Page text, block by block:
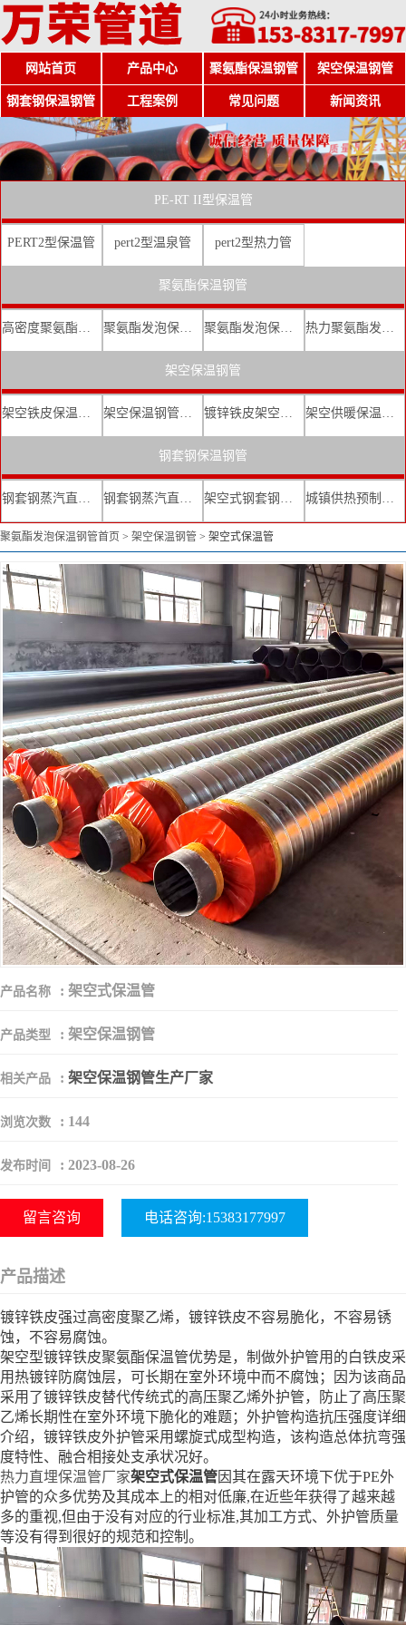
网站首页 产品中心 聚氨酯保温钢管 架空保温钢管
钢套钢保温钢管 工程案例 常见问题 新闻资讯
PE-RT II型保温管
PERT2型保温管 pert2型温泉管 pert2型热力管
聚氨酯保温钢管
高密度聚氨酯发泡保温钢管 聚氨酯发泡保温钢管厂家 聚氨酯发泡保温钢管价格 热力聚氨酯发泡直埋保温钢管
架空保温钢管
架空铁皮保温钢管 架空保温钢管厂家 镀锌铁皮架空保温管 架空供暖保温钢管
钢套钢保温钢管
钢套钢蒸汽直埋复合保温管 钢套钢蒸汽直埋保温管厂家 架空式钢套钢保温管 城镇供热预制直埋蒸汽保温管
聚氨酯发泡保温钢管首页 > 架空保温钢管 > 架空式保温管
产品名称 : 架空式保温管
产品类型 : 架空保温钢管
相关产品 : 架空保温钢管生产厂家
浏览次数 : 144
发布时间 : 2023-08-26
留言咨询 电话咨询:15383177997
产品描述
镀锌铁皮强过高密度聚乙烯，镀锌铁皮不容易脆化，不容易锈
蚀，不容易腐蚀。
架空型镀锌铁皮聚氨酯保温管优势是，制做外护管用的白铁皮采
用热镀锌防腐蚀层，可长期在室外环境中而不腐蚀；因为该商品
采用了镀锌铁皮替代传统式的高压聚乙烯外护管，防止了高压聚
乙烯长期性在室外环境下脆化的难题；外护管构造抗压强度详细
介绍，镀锌铁皮外护管采用螺旋式成型构造，该构造总体抗弯强
度特性、融合相接处支承状况好。
热力直埋保温管厂家架空式保温管因其在露天环境下优于PE外
护管的众多优势及其成本上的相对低廉,在近些年获得了越来越
多的重视,但由于没有对应的行业标准,其加工方式、外护管质量
等没有得到很好的规范和控制。